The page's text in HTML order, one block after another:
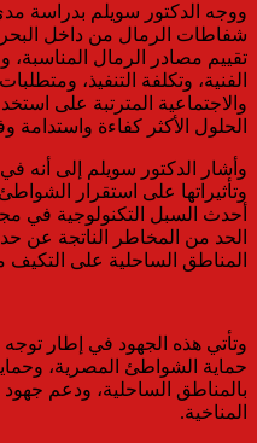
ووجه الدكتور سويلم بدراسة
شفاطات الرمال من داخل البحر
تقييم مصادر الرمال المناسبة،
الفنية، وتكلفة التنفيذ،
والاجتماعية المترتبة على
الحلول الأكثر كفاءة
وأشار الدكتور سويلم إلى أنه
وتأثيراتها على استقرار
أحدث السبل التكنولوجية في
الحد من المخاطر الناتجة عن
المناطق الساحلية على التكيف
وتأتي هذه الجهود في إطار توجه
حماية الشواطئ المصرية،
بالمناطق الساحلية، ودعم
المناخية.